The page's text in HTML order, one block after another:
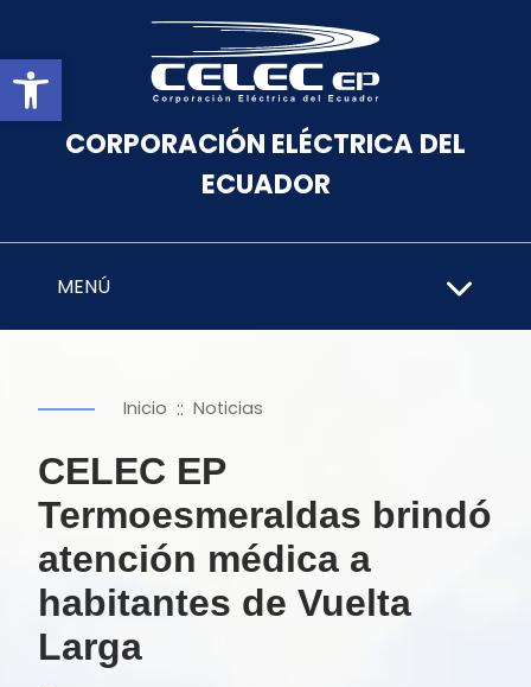
Abrir barra de herramientas
CORPORACIÓN ELÉCTRICA DEL
ECUADOR
MENÚ
Inicio :: Noticias
CELEC EP
Termoesmeraldas brindó
atención médica a
habitantes de Vuelta
Larga